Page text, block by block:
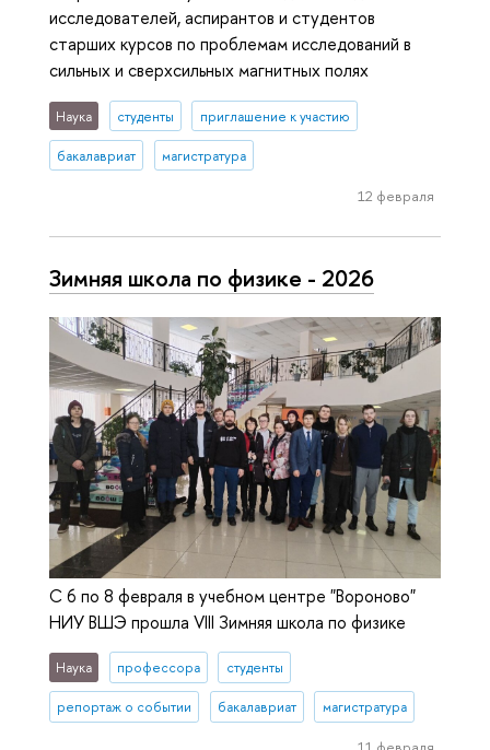
исследователей, аспирантов и студентов
старших курсов по проблемам исследований в
сильных и сверхсильных магнитных полях
Наука студенты приглашение к участию
бакалавриат магистратура
12 февраля
Зимняя школа по физике - 2026
С 6 по 8 февраля в учебном центре "Вороново"
НИУ ВШЭ прошла VIII Зимняя школа по физике
Наука профессора студенты
репортаж о событии бакалавриат магистратура